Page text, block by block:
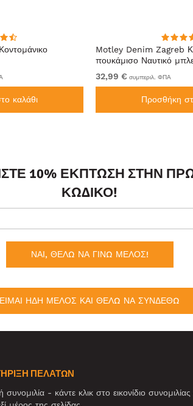
καλάθι
Motley Denim Zagreb
πουκάμισο Ναυτικό
32,99 € συμπεριλ. ΦΠΑ
Προσθήκη
10% ΈΚΠΤΩΣΗ ΣΤΗΝ
ΚΩΔΙΚΌ!
ΝΑΙ, ΘΕΛΩ ΝΑ ΓΙΝΩ ΜΕΛΟΣ!
ΕΙΜΑΙ ΗΔΗ ΜΕΛΟΣ ΚΑΙ ΘΕΛΩ ΝΑ ΣΥΝΔΕΘΩ
ΠΕΛΑΤΩΝ
συνομιλία - κάντε κλικ στο εικονίδιο